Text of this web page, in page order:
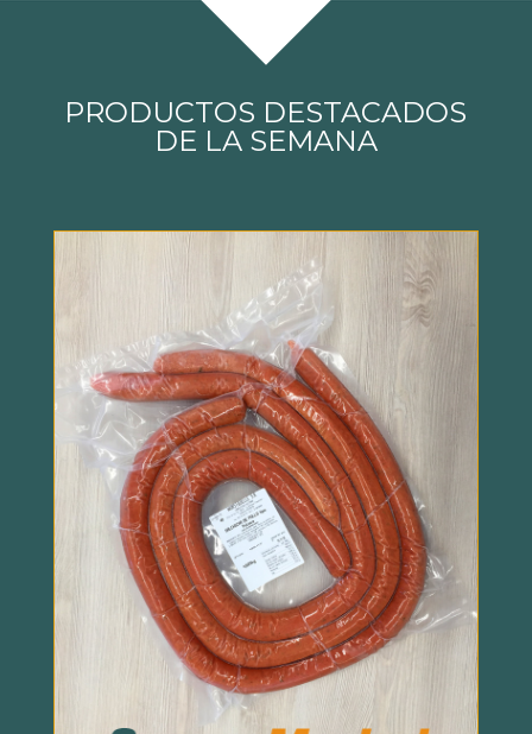
PRODUCTOS DESTACADOS
DE LA SEMANA